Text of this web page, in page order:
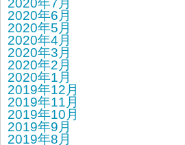
2020年7月
2020年6月
2020年5月
2020年4月
2020年3月
2020年2月
2020年1月
2019年12月
2019年11月
2019年10月
2019年9月
2019年8月